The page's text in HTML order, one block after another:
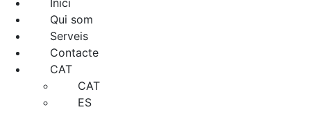
Inici
Qui som
Serveis
Contacte
CAT
CAT
ES